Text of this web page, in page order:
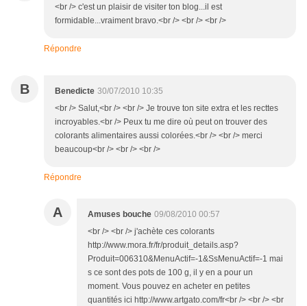
<br /> c'est un plaisir de visiter ton blog...il est
formidable...vraiment bravo.<br /> <br /> <br />
Répondre
B Benedicte 30/07/2010 10:35
<br /> Salut,<br /> <br /> Je trouve ton site extra et les recttes
incroyables.<br /> Peux tu me dire où peut on trouver des
colorants alimentaires aussi colorées.<br /> <br /> merci
beaucoup<br /> <br /> <br />
Répondre
A Amuses bouche 09/08/2010 00:57
<br /> <br /> j'achète ces colorants
http://www.mora.fr/fr/produit_details.asp?
Produit=006310&MenuActif=-1&SsMenuActif=-1 mai
s ce sont des pots de 100 g, il y en a pour un
moment. Vous pouvez en acheter en petites
quantités ici http://www.artgato.com/fr<br /> <br /> <br